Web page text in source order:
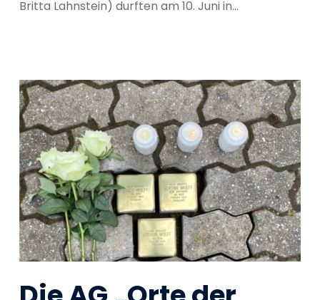
Britta Lahnstein) durften am 10. Juni in...